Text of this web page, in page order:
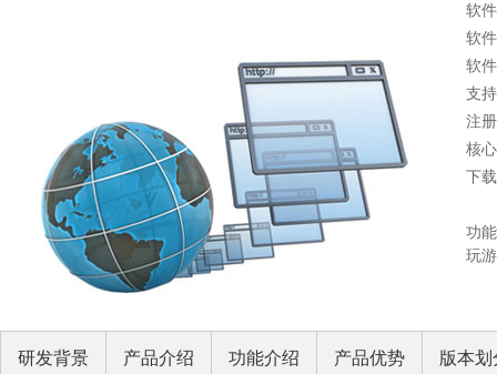
软
软
软
支
注
核
下
功
玩
研发背景 产品介绍 功能介绍 产品优势 版本划